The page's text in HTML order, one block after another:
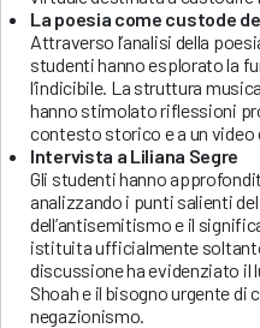
La poesia come custode
Attraverso l’analisi della
studenti hanno esplorato la
l’indicibile. La struttura
hanno stimolato riflessioni
contesto storico e a un video
Intervista a Liliana Segre
Gli studenti hanno
analizzando i punti salienti
dell’antisemitismo e il
istituita ufficialmente
discussione ha evidenziato il
Shoah e il bisogno urgente di
negazionismo.